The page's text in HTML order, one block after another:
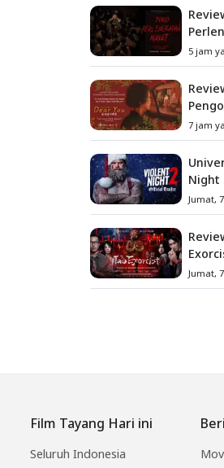
5 jam
yang
7 jam
Night
Baru
Jumat,
dan
Jumat,
Film Tayang Hari ini
Seluruh Indonesia